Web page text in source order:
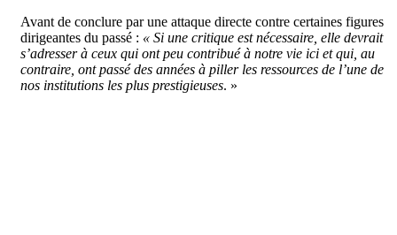
Avant de conclure par une attaque directe contre certaines figures
dirigeantes du passé : « Si une critique est nécessaire, elle devrait
s’adresser à ceux qui ont peu contribué à notre vie ici et qui, au
contraire, ont passé des années à piller les ressources de l’une de
nos institutions les plus prestigieuses. »